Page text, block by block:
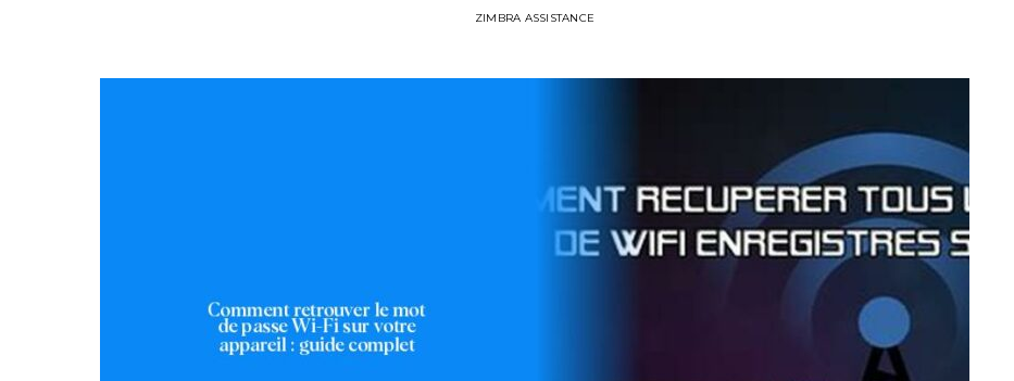
ZIMBRA ASSISTANCE